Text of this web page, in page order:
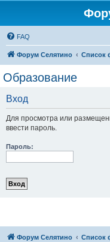
FAQ
Форум Селятино Список
Образование
Вход
Для просмотра или
ввести пароль.
Пароль:
Форум Селятино Список